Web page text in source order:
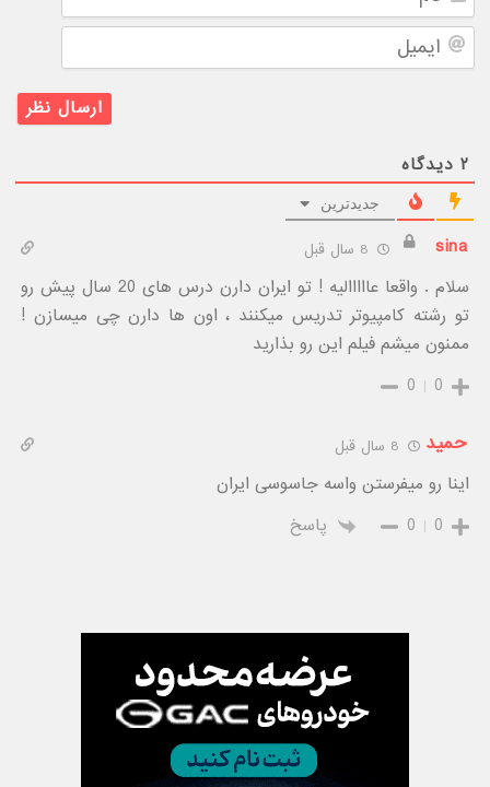
۲ دیدگاه
جدیدترین
sina
سلام . واقعا عااااالیه ! تو ایران دارن درس های 20 سال پیش رو
تو رشته کامپیوتر تدریس میکنند ، اون ها دارن چی میسازن !
ممنون میشم فیلم این رو بذارید
0
0
حمید
اینا رو میفرستن واسه جاسوسی ایران
0
0 پاسخ